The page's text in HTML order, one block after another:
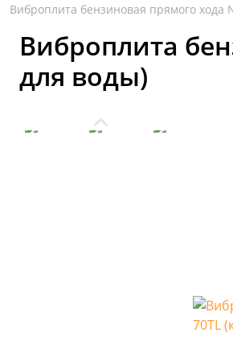
Виброплита бензиновая прямого хода
Виброплита
для воды)